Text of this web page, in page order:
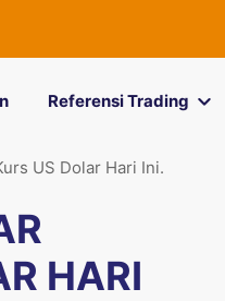
Referensi Trading
US Dolar Hari Ini.
HARI